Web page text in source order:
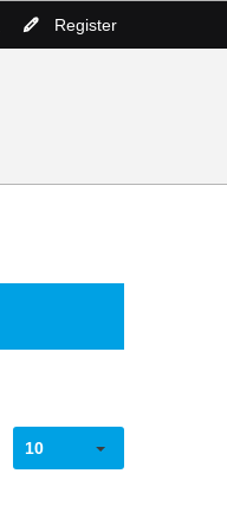
Register
10